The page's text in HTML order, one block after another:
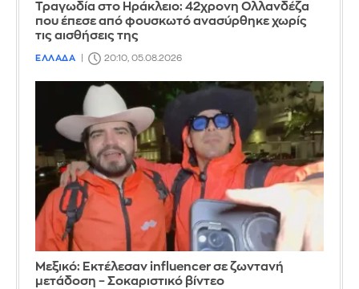
Τραγωδία στο Ηράκλειο: 42χρονη Ολλανδέζα
που έπεσε από φουσκωτό ανασύρθηκε χωρίς
τις αισθήσεις της
ΕΛΛΑΔΑ 20:10, 05.08.2026
Μεξικό: Εκτέλεσαν influencer σε ζωντανή
μετάδοση – Σοκαριστικό βίντεο